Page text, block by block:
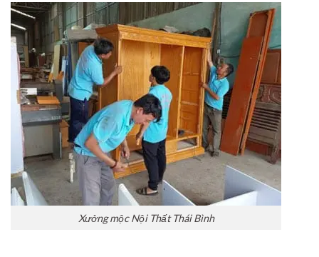
Xưởng mộc Nội Thất Thái Bình